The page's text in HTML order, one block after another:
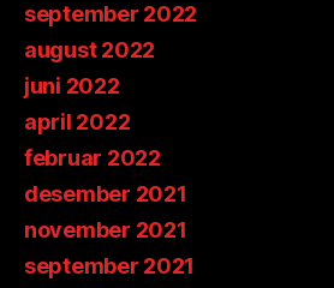
september 2022
august 2022
juni 2022
april 2022
februar 2022
desember 2021
november 2021
september 2021